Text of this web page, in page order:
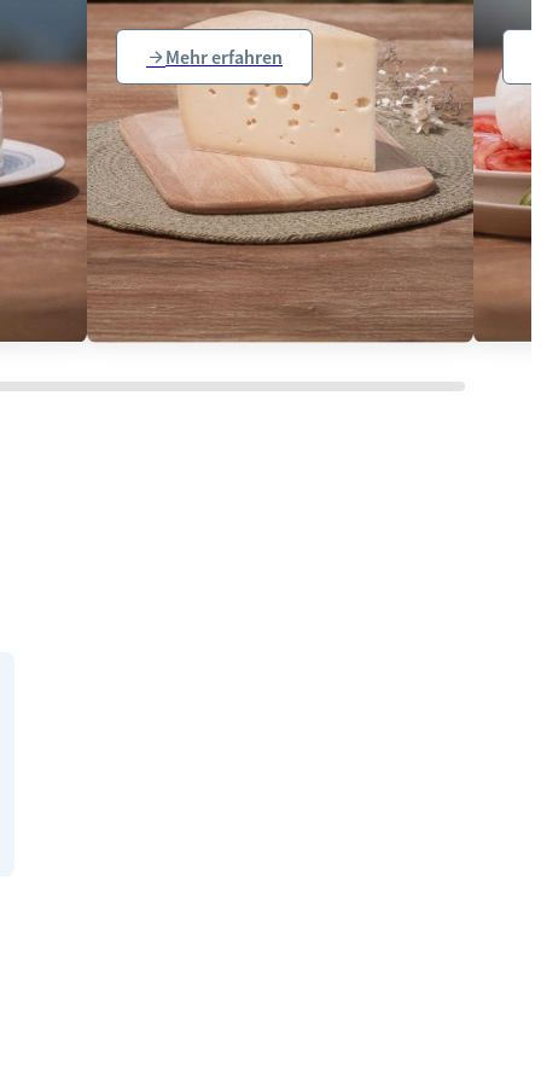
Mehr erfahren